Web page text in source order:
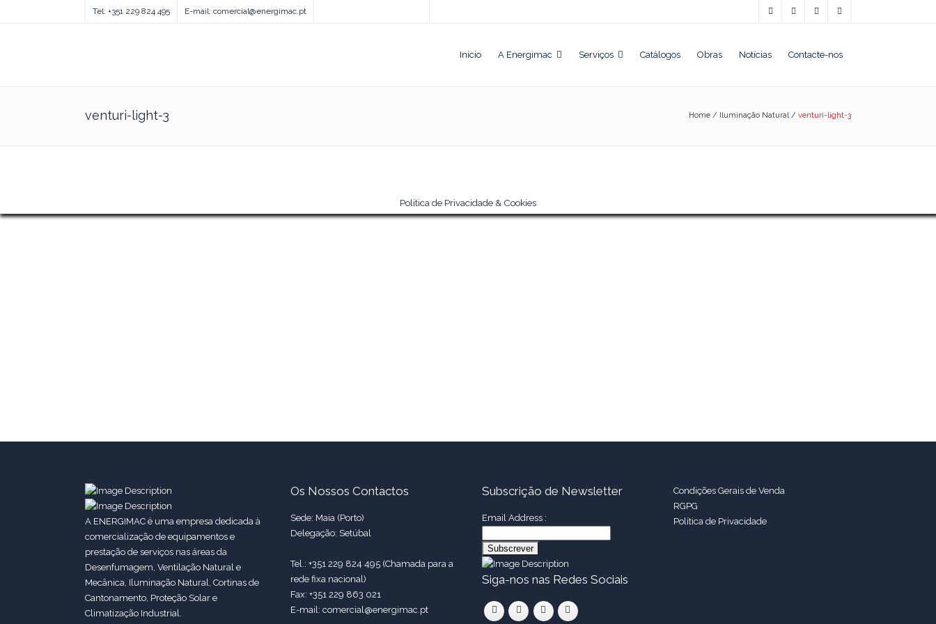
Tel: +351 229 824 495 E-mail: comercial@energimac.pt
Início A Energimac Serviços Catálogos Obras Notícias Contacte-nos
venturi-light-3 Home / Iluminação Natural/ venturi-light-3
A ENERGIMAC é uma empresa dedicada à
comercialização de equipamentos e
prestação de serviços nas áreas da
Desenfumagem, Ventilação Natural e
Mecânica, Iluminação Natural, Cortinas de
Cantonamento, Proteção Solar e
Climatização Industrial.
Os Nossos Contactos
Sede: Maia (Porto)
Delegação: Setúbal
Tel.: +351 229 824 495 (Chamada para a
rede fixa nacional)
Fax: +351 229 863 021
E-mail: comercial@energimac.pt
Subscrição de Newsletter
Email Address :
Siga-nos nas Redes Sociais
Condições Gerais de Venda
RGPG
Política de Privacidade
Política de Privacidade & Cookies